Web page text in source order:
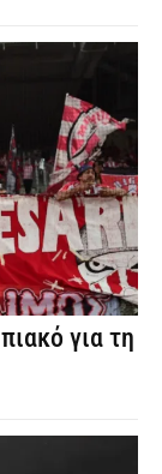
για τη